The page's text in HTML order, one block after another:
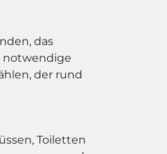
das
notwendige
der rund
Toiletten